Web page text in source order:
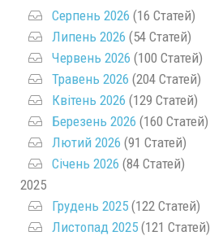
Серпень 2026 (16 Статей)
Липень 2026 (54 Статей)
Червень 2026 (100 Статей)
Травень 2026 (204 Статей)
Квітень 2026 (129 Статей)
Березень 2026 (160 Статей)
Лютий 2026 (91 Статей)
Січень 2026 (84 Статей)
2025
Грудень 2025 (122 Статей)
Листопад 2025 (121 Статей)